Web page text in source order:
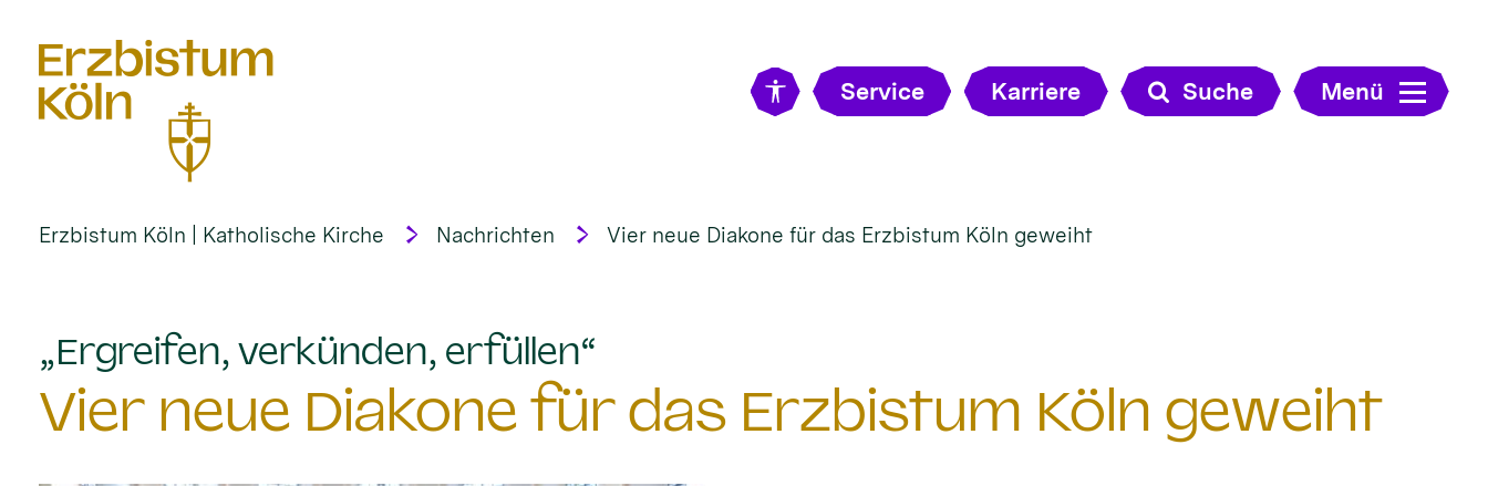
Service Karriere Suche Menü
Erzbistum Köln | Katholische Kirche Nachrichten Vier neue Diakone für das Erzbistum Köln geweiht
„Ergreifen, verkünden, erfüllen“
Vier neue Diakone für das Erzbistum Köln geweiht